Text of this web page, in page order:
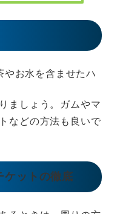
やお水を含ませたハ
ましょう。ガムやマ
などの方法も良いで
ケットの徹底